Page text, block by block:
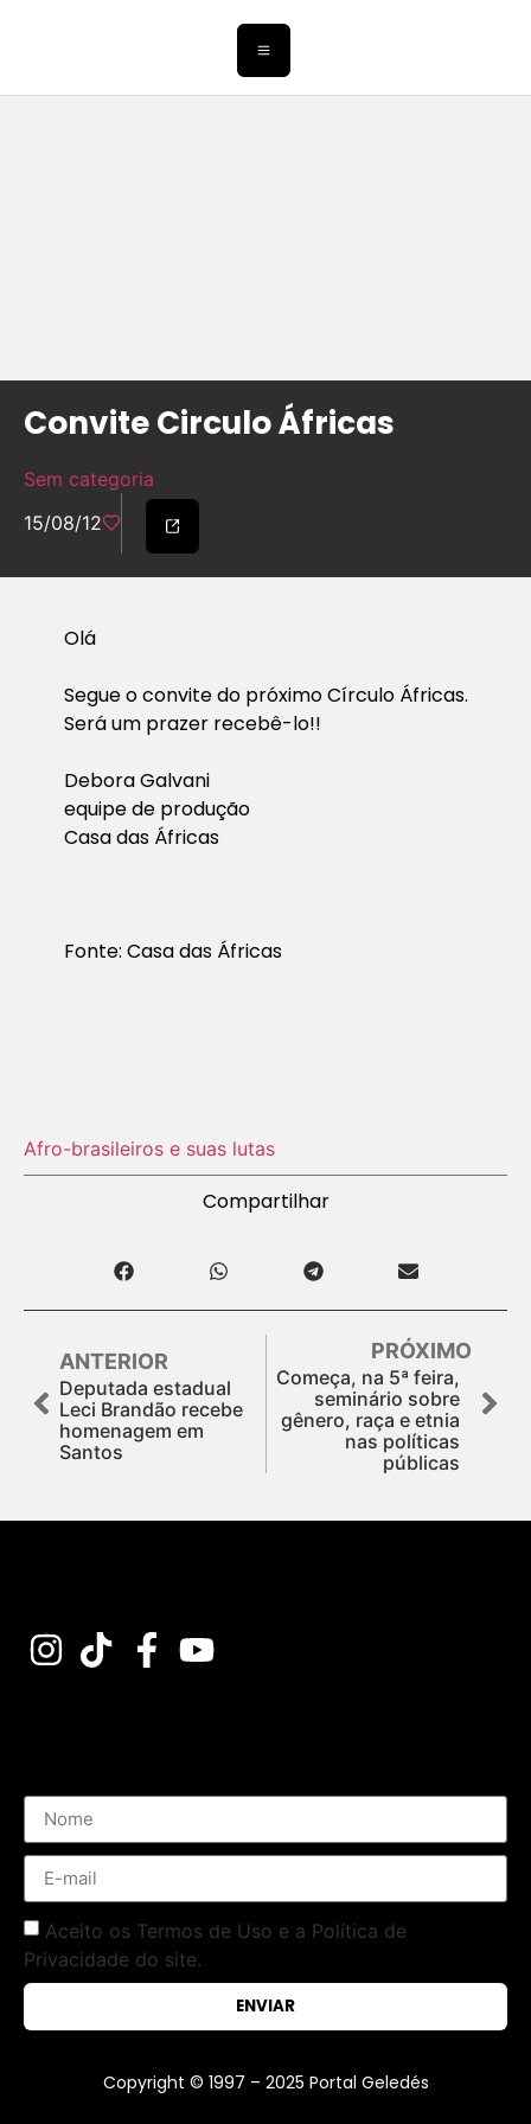
Convite Circulo Áfricas
Sem categoria
15/08/12
Olá
Segue o convite do próximo Círculo Áfricas.
Será um prazer recebê-lo!!
Debora Galvani
equipe de produção
Casa das Áfricas
Fonte: Casa das Áfricas
Afro-brasileiros e suas lutas
Compartilhar
ANTERIOR
Deputada estadual
Leci Brandão recebe
homenagem em
Santos
PRÓXIMO
Começa, na 5ª feira,
seminário sobre
gênero, raça e etnia
nas políticas
públicas
Aceito os Termos de Uso e a Política de
Privacidade do site.
ENVIAR
Copyright © 1997 – 2025 Portal Geledés